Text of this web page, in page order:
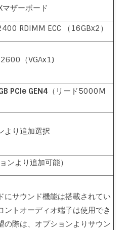
マザーボード
RDIMM ECC （16GBx2）
（VGAx1)
PCIe GEN4 （リード5000M
より追加選択
ンより追加可能）
にサウンド機能は搭載されてい
ントオーディオ端子は使用でき
の際は、オプションよりサウン